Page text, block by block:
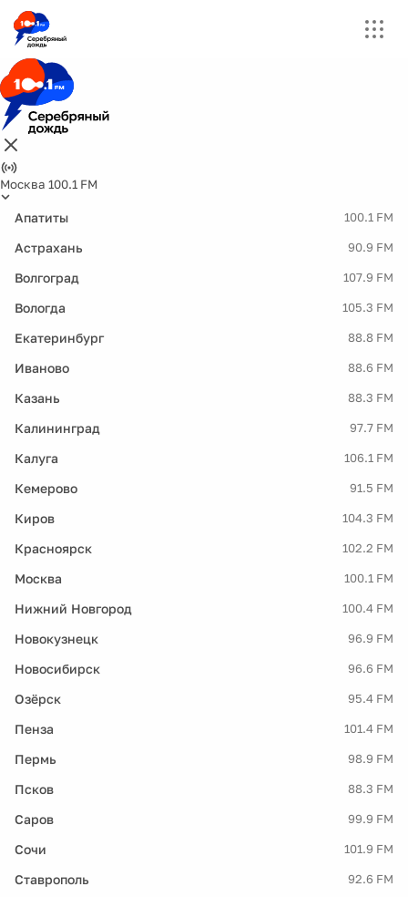
Москва 100.1 FM
Апатиты 100.1 FM
Астрахань 90.9 FM
Волгоград 107.9 FM
Вологда 105.3 FM
Екатеринбург 88.8 FM
Иваново 88.6 FM
Казань 88.3 FM
Калининград 97.7 FM
Калуга 106.1 FM
Кемерово 91.5 FM
Киров 104.3 FM
Красноярск 102.2 FM
Москва 100.1 FM
Нижний Новгород 100.4 FM
Новокузнецк 96.9 FM
Новосибирск 96.6 FM
Озёрск 95.4 FM
Пенза 101.4 FM
Пермь 98.9 FM
Псков 88.3 FM
Саров 99.9 FM
Сочи 101.9 FM
Ставрополь 92.6 FM